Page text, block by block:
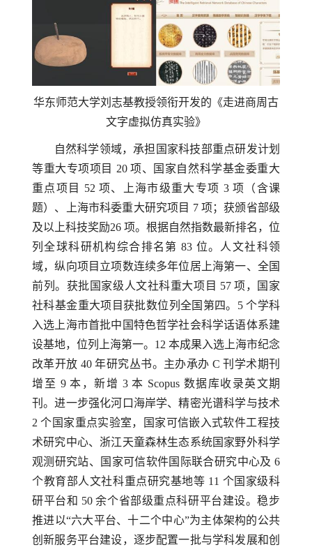
华东师范大学刘志基教授领衔开发的《走进商周古
文字虚拟仿真实验》
自然科学领域，承担国家科技部重点研发计划
等重大专项项目 20项、国家自然科学基金委重大
重点项目 52项、上海市级重大专项 3项（含课
题）、上海市科委重大研究项目 7 项；获颁省部级
及以上科技奖励26 项。根据自然指数最新排名，位
列全球科研机构综合排名第83 位。人文社科领
域，纵向项目立项数连续多年位居上海第一、全国
前列。获批国家级人文社科重大项目 57项，国家
社科基金重大项目获批数位列全国第四。 5个学科
入选上海市首批中国特色哲学社会科学话语体系建
设基地，位列上海第一。 12 本成果入选上海市纪念
改革开放40年研究丛书。主办承办 C刊学术期刊
增至 9 本，新增 3 本 Scopus 数据库收录英文期
刊。进一步强化河口海岸学、精密光谱科学与技术
2个国家重点实验室，国家可信嵌入式软件工程技
术研究中心、浙江天童森林生态系统国家野外科学
观测研究站、国家可信软件国际联合研究中心及 6
个教育部人文社科重点研究基地等 11 个国家级科
研平台和 50余个省部级重点科研平台建设。稳步
推进以“六大平台、十二个中心”为主体架构的公共
创新服务平台建设，逐步配置一批与学科发展和创